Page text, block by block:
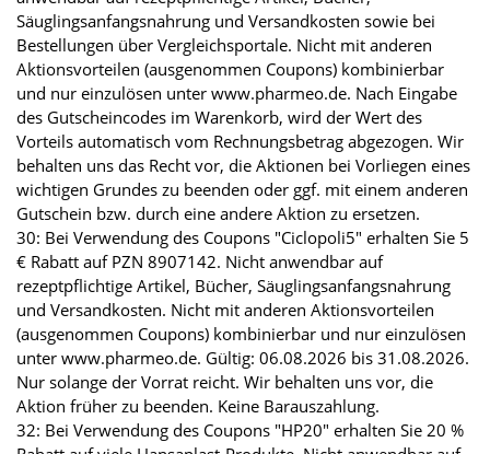
Säuglingsanfangsnahrung und Versandkosten sowie bei
Bestellungen über Vergleichsportale. Nicht mit anderen
Aktionsvorteilen (ausgenommen Coupons) kombinierbar
und nur einzulösen unter www.pharmeo.de. Nach Eingabe
des Gutscheincodes im Warenkorb, wird der Wert des
Vorteils automatisch vom Rechnungsbetrag abgezogen. Wir
behalten uns das Recht vor, die Aktionen bei Vorliegen eines
wichtigen Grundes zu beenden oder ggf. mit einem anderen
Gutschein bzw. durch eine andere Aktion zu ersetzen.
30: Bei Verwendung des Coupons "Ciclopoli5" erhalten Sie 5
€ Rabatt auf PZN 8907142. Nicht anwendbar auf
rezeptpflichtige Artikel, Bücher, Säuglingsanfangsnahrung
und Versandkosten. Nicht mit anderen Aktionsvorteilen
(ausgenommen Coupons) kombinierbar und nur einzulösen
unter www.pharmeo.de. Gültig: 06.08.2026 bis 31.08.2026.
Nur solange der Vorrat reicht. Wir behalten uns vor, die
Aktion früher zu beenden. Keine Barauszahlung.
32: Bei Verwendung des Coupons "HP20" erhalten Sie 20 %